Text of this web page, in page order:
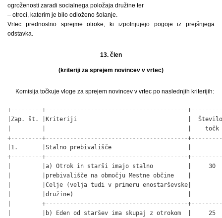
ogroženosti zaradi socialnega položaja družine ter
– otroci, katerim je bilo odloženo šolanje.
Vrtec prednostno sprejme otroke, ki izpolnjujejo pogoje iz prejšnjega
odstavka.
13. člen
(kriteriji za sprejem novincev v vrtec)
Komisija točkuje vloge za sprejem novincev v vrtec po naslednjih kriterijih:
+---------+-----------------------------------------
|Zap. št. |Kriteriji                                |
|         |                                         |    točk
+---------+-----------------------------------------
|1.       |Stalno prebivališče                      |
+---------+-----------------------------------------
|         |a) Otrok in starši imajo stalno          |     30
|         |prebivališče na območju Mestne občine    |
|         |Celje (velja tudi v primeru enostarševske|
|         |družine)                                 |
|         +-----------------------------------------
|         |b) Eden od staršev ima skupaj z otrokom  |